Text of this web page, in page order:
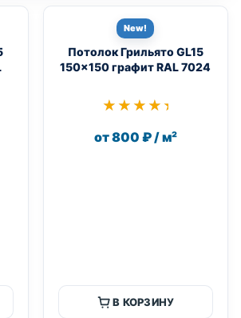
New!
Потолок Грильято GL15
150×150 графит RAL 7024
★★★★★
★★★★★
от 800 ₽ / м²
В КОРЗИНУ